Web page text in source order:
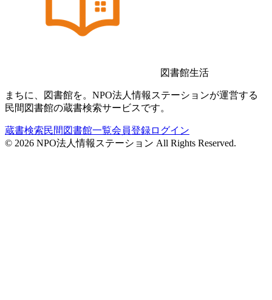
図書館生活
まちに、図書館を。NPO法人情報ステーションが運営する
民間図書館の蔵書検索サービスです。
蔵書検索民間図書館一覧会員登録ログイン
© 2026 NPO法人情報ステーション All Rights Reserved.